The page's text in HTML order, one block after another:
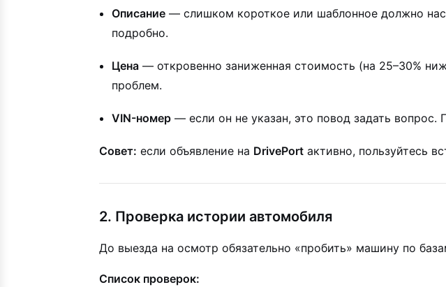
Описание — слишком короткое или шаблонное должно
подробно.
Цена — откровенно заниженная стоимость (на 25–30%
проблем.
VIN-номер — если он не указан, это повод задать
Совет: если объявление на DrivePort активно, пользуйтесь
2. Проверка истории автомобиля
До выезда на осмотр обязательно «пробить» машину по
Список проверок: